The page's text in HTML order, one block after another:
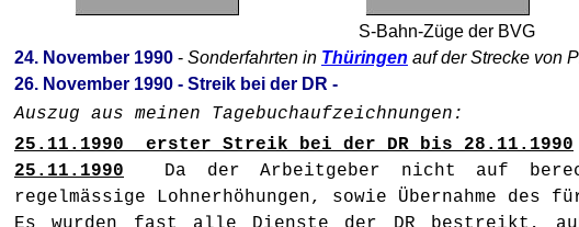
S-Bahn-Züge der BVG
24. November 1990 - Sonderfahrten in Thüringen auf der Strecke von
26. November 1990 - Streik bei der DR -
Auszug aus meinen Tagebuchaufzeichnungen:
25.11.1990 erster Streik bei der DR bis 28.11.1990
25.11.1990 Da der Arbeitgeber nicht auf
regelmässige Lohnerhöhungen, sowie Übernahme